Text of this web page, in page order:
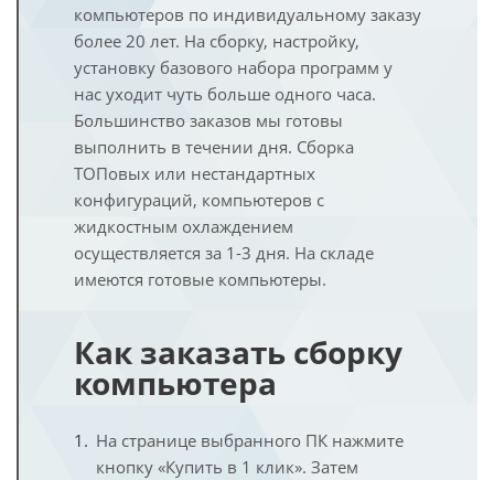
компьютеров по индивидуальному заказу
более 20 лет. На сборку, настройку,
установку базового набора программ у
нас уходит чуть больше одного часа.
Большинство заказов мы готовы
выполнить в течении дня. Сборка
ТОПовых или нестандартных
конфигураций, компьютеров с
жидкостным охлаждением
осуществляется за 1-3 дня. На складе
имеются готовые компьютеры.
Как заказать сборку
компьютера
На странице выбранного ПК нажмите
кнопку «Купить в 1 клик». Затем